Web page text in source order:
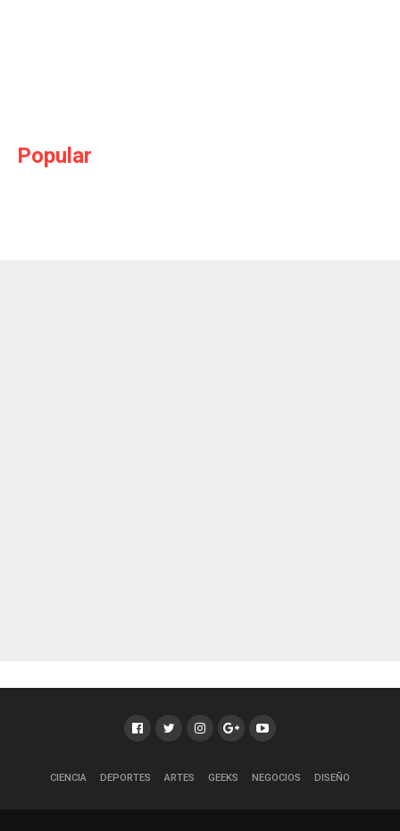
Popular
CIENCIA DEPORTES ARTES GEEKS NEGOCIOS DISEÑO